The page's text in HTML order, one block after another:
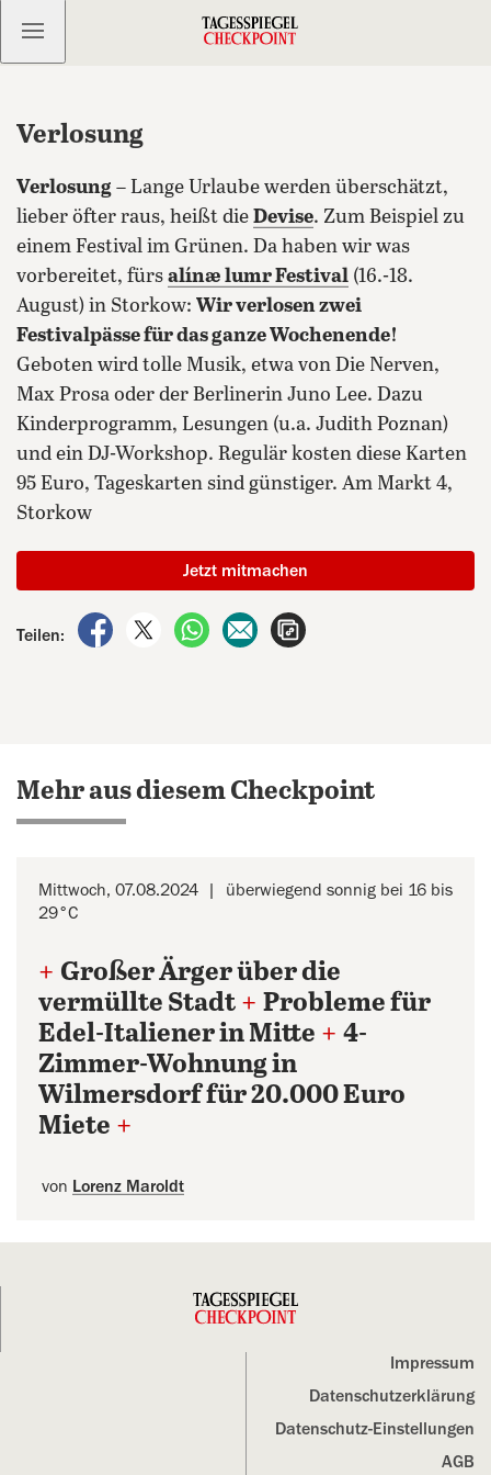
Kostenlos anmelden
Verlosung
Verlosung – Lange Urlaube werden überschätzt,
lieber öfter raus, heißt die Devise. Zum Beispiel zu
einem Festival im Grünen. Da haben wir was
vorbereitet, fürs alínæ lumr Festival (16.-18.
August) in Storkow: Wir verlosen zwei
Festivalpässe für das ganze Wochenende!
Geboten wird tolle Musik, etwa von Die Nerven,
Max Prosa oder der Berlinerin Juno Lee. Dazu
Kinderprogramm, Lesungen (u.a. Judith Poznan)
und ein DJ-Workshop. Regulär kosten diese Karten
95 Euro, Tageskarten sind günstiger. Am Markt 4,
Storkow
Teilen:
auf Facebook teilen
auf X teilenper WhatsApp teilen
per E-Mail teilen
Jetzt mitmachen
Mehr aus diesem Checkpoint
Mittwoch, 07.08.2024
überwiegend sonnig bei 16 bis
29°C
+ Großer Ärger über die
vermüllte Stadt + Probleme für
Edel-Italiener in Mitte + 4-
Zimmer-Wohnung in
Wilmersdorf für 20.000 Euro
Miete +
von Lorenz Maroldt
Impressum
Datenschutz­erklärung
Datenschutz-Einstellungen
AGB